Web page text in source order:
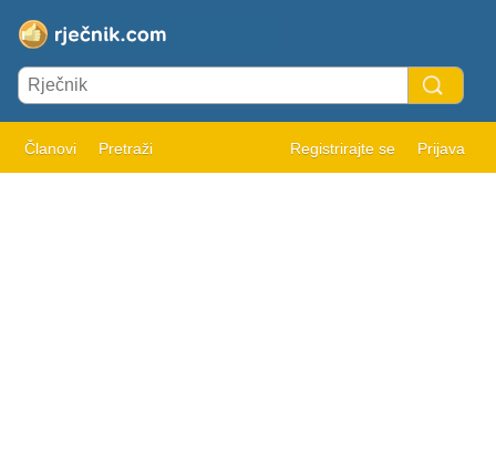
Članovi Pretraži Registrirajte se Prijava